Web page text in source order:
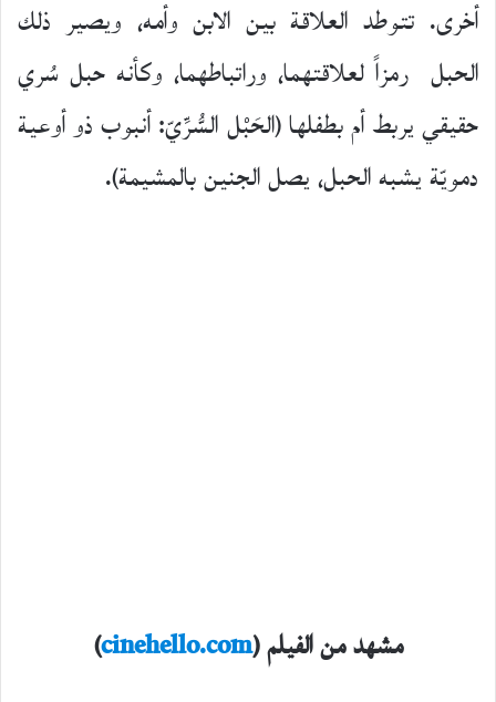
أخرى. تتوطد العلاقة بين الابن وأمه، ويصير ذلك
الحبل رمزاً لعلاقتهما، وراتباطهما، وكأنه حبل سُري
حقيقي يربط أم بطفلها (الحَبْل السُّرِّيّ: أنبوب ذو أوعية
دمويّة يشبه الحبل، يصل الجنين بالمشيمة).
مشهد من الفيلم (cinehello.com
)